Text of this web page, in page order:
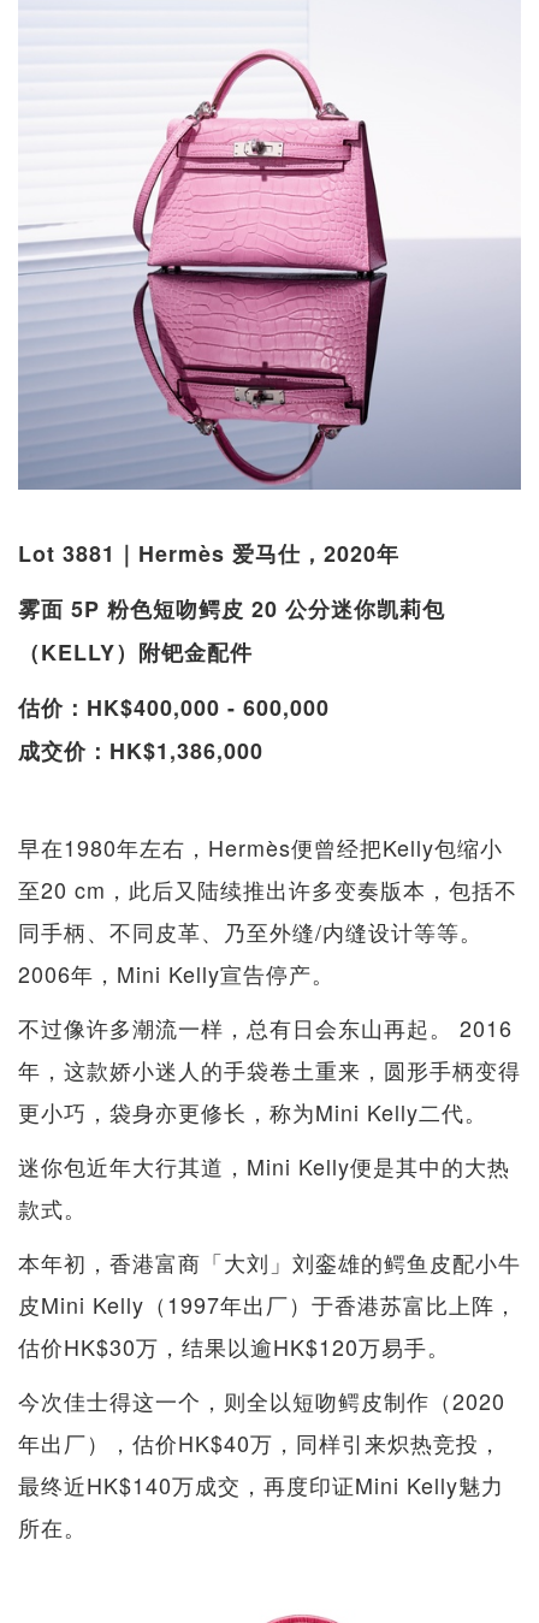
Lot 3881｜Hermès 爱马仕，2020年
雾面 5P 粉色短吻鳄皮 20 公分迷你凯莉包
（KELLY）附钯金配件
估价：HK$400,000 - 600,000
成交价：HK$1,386,000
早在1980年左右，Hermès便曾经把Kelly包缩小
至20 cm，此后又陆续推出许多变奏版本，包括不
同手柄、不同皮革、乃至外缝/内缝设计等等。
2006年，Mini Kelly宣告停产。
不过像许多潮流一样，总有日会东山再起。 2016
年，这款娇小迷人的手袋卷土重来，圆形手柄变得
更小巧，袋身亦更修长，称为Mini Kelly二代。
迷你包近年大行其道，Mini Kelly便是其中的大热
款式。
本年初，香港富商「大刘」刘銮雄的鳄鱼皮配小牛
皮Mini Kelly（1997年出厂）于香港苏富比上阵，
估价HK$30万，结果以逾HK$120万易手。
今次佳士得这一个，则全以短吻鳄皮制作（2020
年出厂），估价HK$40万，同样引来炽热竞投，
最终近HK$140万成交，再度印证Mini Kelly魅力
所在。